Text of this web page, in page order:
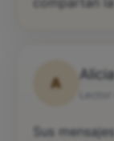
A
Alicia
Sus